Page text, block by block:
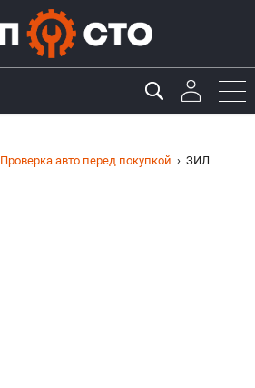
Проверка авто перед покупкой ЗИЛ